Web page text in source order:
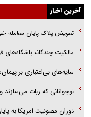
راننده مست به قانون می‌خندد
همه آقای دوربینی شده‌ایم!
قصه ناتمام سرویس مدارس
آیا مقاومت فلسطین خلع‌سلاح
آخرین اخبار
تعویض پلاک پایان معامله
مالکیت چندگانه
سایه‌های بی‌اعتباری بر
نوجوانانی که ربات می‌سازند و
دوران مصونیت امریکا به